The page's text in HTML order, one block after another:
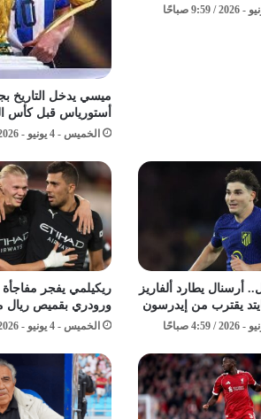
ميسي يدخل التاريخ
أستورياس قبل كأس
الخميس - 4 يونيو - 2026 / 7:59 صباحًا
أرسنال يطارد ألفاريز
يقترب من إيدرسون
ريكيلمي يفجر مفاجأة
ورودري بقميص ريال
الخميس - 4 يونيو - 2026 / 2:59 صباحًا